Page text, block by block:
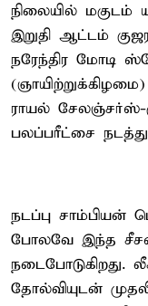
நிலையில் மகுடம்
இறுதி ஆட்டம்
நரேந்திர மோடி
ராயல்
பலப்பரீட்சை
நடப்பு
போலவே இந்த
நடைபோடுகிறது.
தோல்வியுடன்